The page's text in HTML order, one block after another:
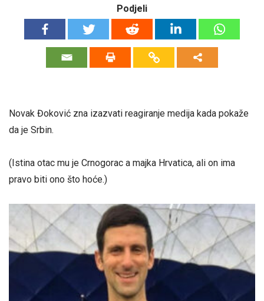
Podjeli
Novak Đoković zna izazvati reagiranje medija kada pokaže
da je Srbin.
(Istina otac mu je Crnogorac a majka Hrvatica, ali on ima
pravo biti ono što hoće.)